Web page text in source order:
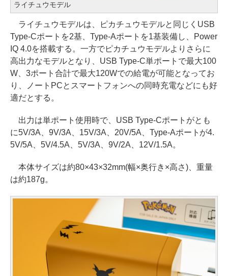
ライチュウモデル
ライチュウモデルは、ピカチュウモデルと同じくUSB
Type-Cポートを2基、Type-Aポートを1基装備し、Power
IQ 4.0を搭載する。一方でピカチュウモデルよりさらに
高出力なモデルとなり、USB Type-C単ポートで最大100
W、3ポート合計で最大120Wでの給電が可能となってお
り、ノートPCとスマートフォンへの同時充電などにも好
適だとする。
出力は単ポート使用時で、USB Type-Cポートがとも
に5V/3A、9V/3A、15V/3A、20V/5A、Type-Aポートが4.
5V/5A、5V/4.5A、5V/3A、9V/2A、12V/1.5A。
本体サイズは約80×43×32mm(幅×奥行き×高さ)、重量
は約187g。